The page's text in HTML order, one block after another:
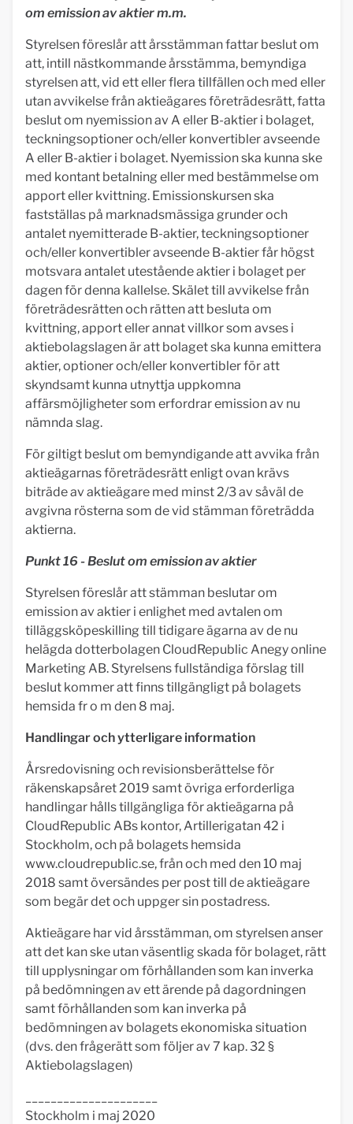
om emission av aktier m.m.
Styrelsen föreslår att årsstämman fattar beslut om
att, intill nästkommande årsstämma, bemyndiga
styrelsen att, vid ett eller flera tillfällen och med eller
utan avvikelse från aktieägares företrädesrätt, fatta
beslut om nyemission av A eller B-aktier i bolaget,
teckningsoptioner och/eller konvertibler avseende
A eller B-aktier i bolaget. Nyemission ska kunna ske
med kontant betalning eller med bestämmelse om
apport eller kvittning. Emissionskursen ska
fastställas på marknadsmässiga grunder och
antalet nyemitterade B-aktier, teckningsoptioner
och/eller konvertibler avseende B-aktier får högst
motsvara antalet utestående aktier i bolaget per
dagen för denna kallelse. Skälet till avvikelse från
företrädesrätten och rätten att besluta om
kvittning, apport eller annat villkor som avses i
aktiebolagslagen är att bolaget ska kunna emittera
aktier, optioner och/eller konvertibler för att
skyndsamt kunna utnyttja uppkomna
affärsmöjligheter som erfordrar emission av nu
nämnda slag.
För giltigt beslut om bemyndigande att avvika från
aktieägarnas företrädesrätt enligt ovan krävs
biträde av aktieägare med minst 2/3 av såväl de
avgivna rösterna som de vid stämman företrädda
aktierna.
Punkt 16 - Beslut om emission av aktier
Styrelsen föreslår att stämman beslutar om
emission av aktier i enlighet med avtalen om
tilläggsköpeskilling till tidigare ägarna av de nu
helägda dotterbolagen CloudRepublic Anegy online
Marketing AB. Styrelsens fullständiga förslag till
beslut kommer att finns tillgängligt på bolagets
hemsida fr o m den 8 maj.
Handlingar och ytterligare information
Årsredovisning och revisionsberättelse för
räkenskapsåret 2019 samt övriga erforderliga
handlingar hålls tillgängliga för aktieägarna på
CloudRepublic ABs kontor, Artillerigatan 42 i
Stockholm, och på bolagets hemsida
www.cloudrepublic.se, från och med den 10 maj
2018 samt översändes per post till de aktieägare
som begär det och uppger sin postadress.
Aktieägare har vid årsstämman, om styrelsen anser
att det kan ske utan väsentlig skada för bolaget, rätt
till upplysningar om förhållanden som kan inverka
på bedömningen av ett ärende på dagordningen
samt förhållanden som kan inverka på
bedömningen av bolagets ekonomiska situation
(dvs. den frågerätt som följer av 7 kap. 32 §
Aktiebolagslagen)
Stockholm i maj 2020